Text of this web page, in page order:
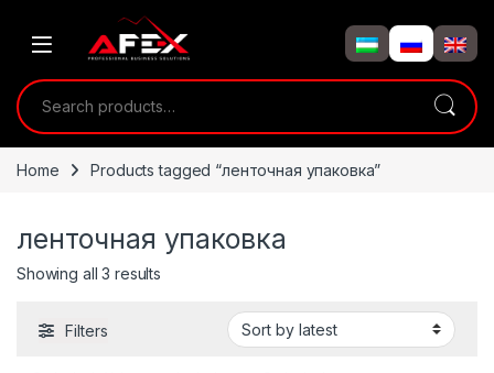
Search for:
Home Products tagged “ленточная упаковка”
ленточная упаковка
Showing all 3 results
Filters